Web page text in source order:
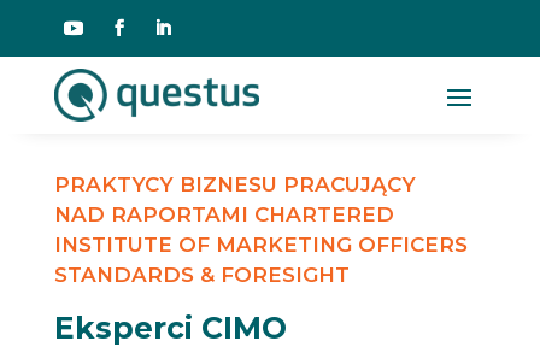
PRAKTYCY BIZNESU PRACUJĄCY
NAD RAPORTAMI CHARTERED
INSTITUTE OF MARKETING OFFICERS
STANDARDS & FORESIGHT
Eksperci CIMO